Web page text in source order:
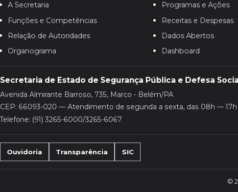
A Secretaria
Funções e Competências
Relação de Autoridades
Organograma
Programas e Ações
Receitas e Despesas
Dados Abertos
Dashboard
Secretaria de Estado de Segurança Pública e Defesa
Avenida Almirante Barroso, 735, Marco - Belém/PA
CEP: 66093-020 — Atendimento de segunda a sexta, das 08h — 17h
Telefone: (91) 3265-6000/3265-6067
Ouvidoria Transparência SIC
©